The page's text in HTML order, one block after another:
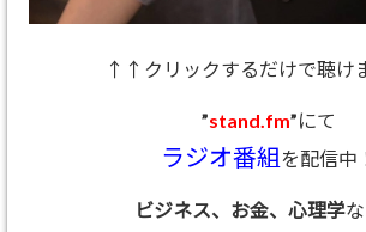
↑↑クリックするだけで聴
”stand.fm”にて
ラジオ番組を配信中
ビジネス、お金、心理学